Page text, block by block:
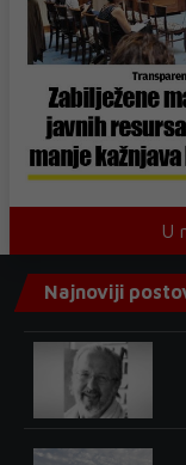
U
Najnoviji